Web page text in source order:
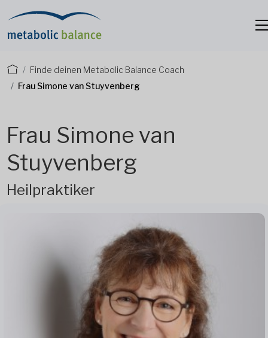
Finde deinen Metabolic Balance Coach
Frau Simone van Stuyvenberg
Frau Simone van
Stuyvenberg
Heilpraktiker